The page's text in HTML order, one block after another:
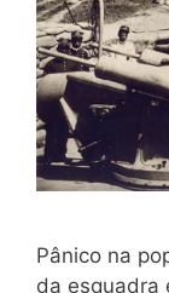
Pânico na
da esquadra